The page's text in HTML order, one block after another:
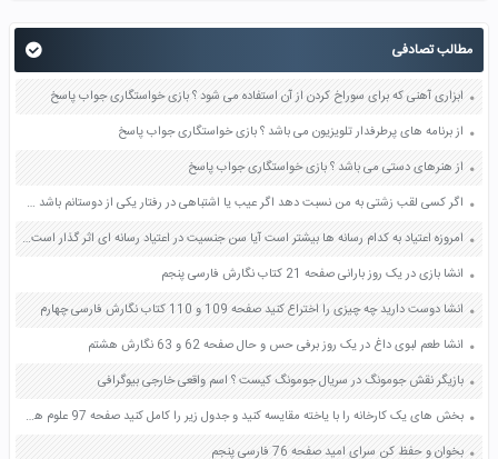
مطالب تصادفی
ابزاری آهنی که برای سوراخ کردن از آن استفاده می شود ؟ بازی خواستگاری جواب پاسخ
از برنامه های پرطرفدار تلویزیون می باشد ؟ بازی خواستگاری جواب پاسخ
از هنرهای دستی می باشد ؟ بازی خواستگاری جواب پاسخ
اگر کسی لقب زشتی به من نسبت دهد اگر عیب یا اشتباهی در رفتار یکی از دوستانم باشد صفحه 56 هدیه های آسمان پنجم
امروزه اعتیاد به کدام رسانه ها بیشتر است آیا سن جنسیت در اعتیاد رسانه ای اثر گذار است صفحه 162 تفکر و سواد رسانه ای دهم
انشا بازی در یک روز بارانی صفحه 21 کتاب نگارش فارسی پنجم
انشا دوست دارید چه چیزی را اختراع کنید صفحه 109 و 110 کتاب نگارش فارسی چهارم
انشا طعم لبوی داغ در یک روز برفی حس و حال صفحه 62 و 63 نگارش هشتم
بازیگر نقش جومونگ در سریال جومونگ کیست ؟ اسم واقعی خارجی بیوگرافی
بخش های یک کارخانه را با یاخته مقایسه کنید و جدول زیر را کامل کنید صفحه 97 علوم هفتم
بخوان و حفظ کن سرای امید صفحه 76 فارسی پنجم